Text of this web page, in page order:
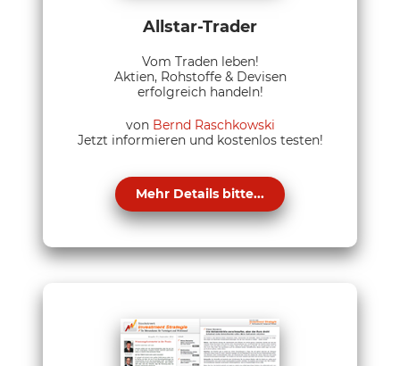
Allstar-Trader
Vom Traden leben!
Aktien, Rohstoffe & Devisen
erfolgreich handeln!
von Bernd Raschkowski
Jetzt informieren und kostenlos testen!
Mehr Details bitte...